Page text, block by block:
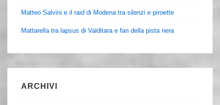
Matteo Salvini e il raid di Modena tra silenzi e piroette
Mattarella tra lapsus di Valditara e fan della pista nera
ARCHIVI